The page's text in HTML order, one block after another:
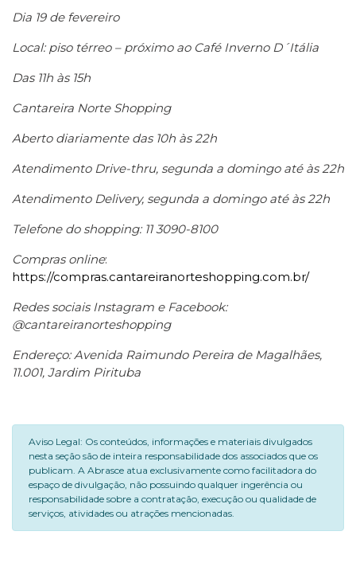
Dia 19 de fevereiro
Local: piso térreo – próximo ao Café Inverno D´Itália
Das 11h às 15h
Cantareira Norte Shopping
Aberto diariamente das 10h às 22h
Atendimento Drive-thru, segunda a domingo até às 22h
Atendimento Delivery, segunda a domingo até às 22h
Telefone do shopping: 11 3090-8100
Compras online:
https://compras.cantareiranorteshopping.com.br/
Redes sociais Instagram e Facebook:
@cantareiranorteshopping
Endereço: Avenida Raimundo Pereira de Magalhães,
11.001, Jardim Pirituba
Aviso Legal: Os conteúdos, informações e materiais divulgados
nesta seção são de inteira responsabilidade dos associados que os
publicam. A Abrasce atua exclusivamente como facilitadora do
espaço de divulgação, não possuindo qualquer ingerência ou
responsabilidade sobre a contratação, execução ou qualidade de
serviços, atividades ou atrações mencionadas.